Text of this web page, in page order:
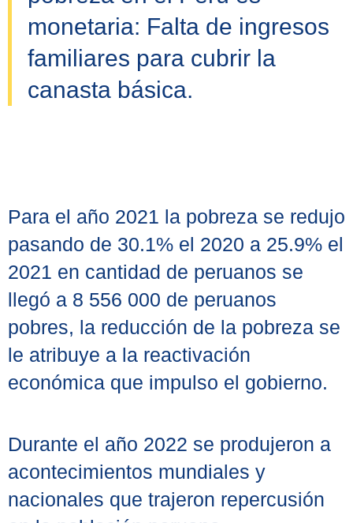
monetaria: Falta de ingresos
familiares para cubrir la
canasta básica.
Para el año 2021 la pobreza se redujo
pasando de 30.1% el 2020 a 25.9% el
2021 en cantidad de peruanos se
llegó a 8 556 000 de peruanos
pobres, la reducción de la pobreza se
le atribuye a la reactivación
económica que impulso el gobierno.
Durante el año 2022 se produjeron a
acontecimientos mundiales y
nacionales que trajeron repercusión